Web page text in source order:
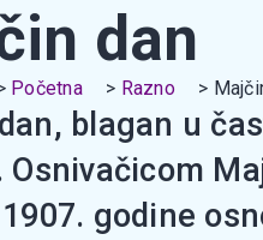
dan
Početna Razno
blagan u
Osnivačicom
godine